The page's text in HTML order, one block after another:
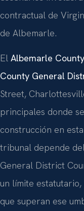
contractual de
de Albemarle.
El Albemarle
County General
Street,
principales donde
construcción en
tribunal depende
General District
un límite
que superan ese